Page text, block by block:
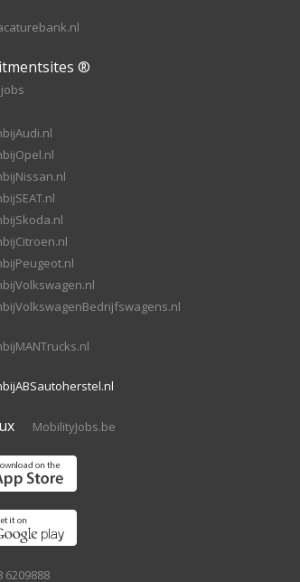
®
MobilityJobs.be
6209888